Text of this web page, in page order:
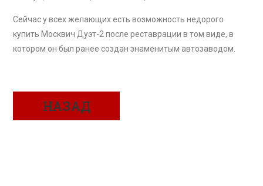
Сейчас у всех желающих есть возможность недорого
купить Москвич Дуэт-2 после реставрации в том виде, в
котором он был ранее создан знаменитым автозаводом.
НАЗАД